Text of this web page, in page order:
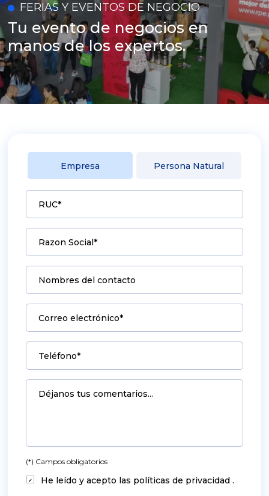
FERIAS Y EVENTOS DE NEGOCIO
Tu evento de negocios en
manos de los expertos.
Empresa Persona Natural
RUC*
Razon Social*
Nombres del contacto
Correo electrónico*
Teléfono*
Déjanos tus comentarios...
(*) Campos obligatorios
He leído y acepto las políticas de privacidad .